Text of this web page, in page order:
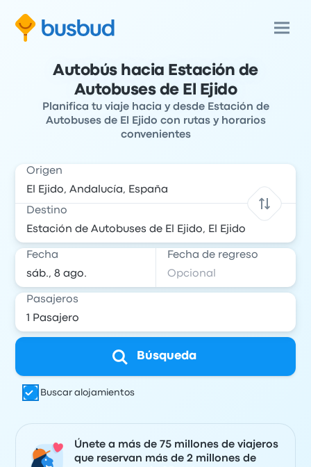
Autobús hacia Estación de
Autobuses de El Ejido
Planifica tu viaje hacia y desde Estación de
Autobuses de El Ejido con rutas y horarios
convenientes
Origen
Destino
Fecha Fecha de regreso
Pasajeros
Búsqueda
Buscar alojamientos
Únete a más de 75 millones de viajeros
que reservan más de 2 millones de